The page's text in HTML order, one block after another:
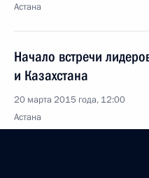
Астана
Начало встречи
и Казахстана
20 марта 2015 года, 12:00
Астана